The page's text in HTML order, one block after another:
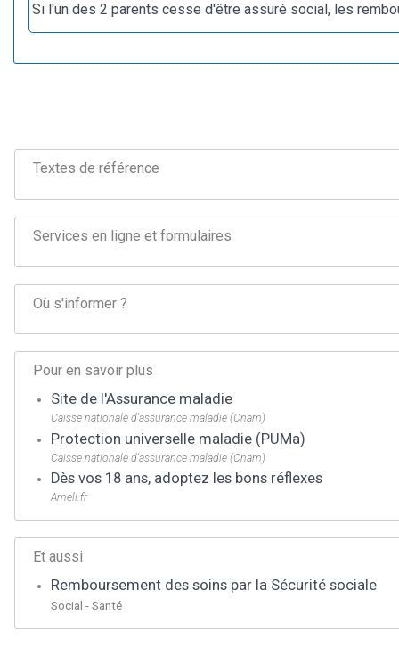
Si l'un des 2 parents cesse d'être assuré social, les
Textes de référence
Services en ligne et formulaires
Où s'informer ?
Pour en savoir plus
Site de l'Assurance maladie
Caisse nationale d'assurance maladie (Cnam)
Protection universelle maladie (PUMa)
Caisse nationale d'assurance maladie (Cnam)
Dès vos 18 ans, adoptez les bons réflexes
Ameli.fr
Et aussi
Remboursement des soins par la Sécurité sociale
Social - Santé